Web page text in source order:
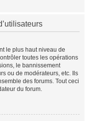
le plus haut niveau de
toutes les opérations
le bannissement
ou de modérateurs, etc. Ils
des forums. Tout ceci
du forum.